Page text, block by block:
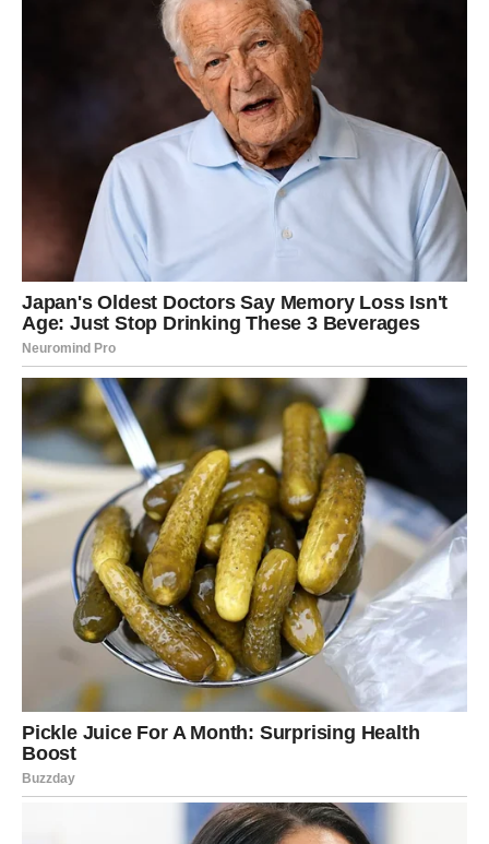
pomoći u savladavanju mnogih izazova.
vide kao stabilnu figuru u njihovim životima, a vaša
sposobnost da ostanete pribrani pod pritiskom može vas
učiniti izuzetno cijenjenim u profesionalnom okruženju.
Ako vam je najbliže “Oko B”, to znači da ste emocionalno
bogata osoba s visokim kapacitetom za empatiju. Ne
samo da razumijete emocije drugih, već ih i duboko
proživljavate. Vaša toplina i saosećajnost čine vas
omiljenim među prijateljima.
Verujete u ljudsku dobrotu i
često pružate podršku onima kojima je potrebna.
Ova
osobina vas čini odličnim slušačem i savetnikom, a vaša
sposobnost da se povežete s drugima pomaže vam da
gradite duboke i trajne odnose.
Ako vas je privuklo “Oko C”
, to sugeriše da imate
izuzetno snažnu intuiciju. Odluke donosite na osnovu
osjećaja, a iako to može izgledati riskantno, često ste u
pravu. Vaš unutrašnji glas vas vodi kroz život i pomaže
vam da izbjegnete loše izbore.Ljudi vas doživljavaju kao
misterioznu osobu, ali vaša duboka povezanost s
emocijama čini vas jedinstvenima.Ova intuitivna priroda
može vas usmjeriti ka kreativnim poljima ili poslu koji
zahtijeva osjetljivost i kreativnost, kao što su umetnost ili
psihologija.
Ovaj test nije samo igra; on može biti odličan način za
introspekciju. Ponekad su male vizuelne igre najbolji
način da se podsjetimo koliko smo složena bića.
Sposobnost da čitamo emocije, kako kod sebe tako i